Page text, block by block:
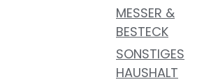
MESSER &
BESTECK
SONSTIGES
HAUSHALT